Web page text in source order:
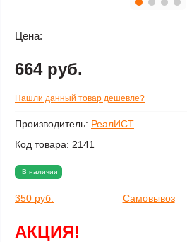
Производитель: РеалИСТ
Код товара: 2141
В наличии
350 руб. Самовывоз
Цена:
664 руб.
Нашли данный товар дешевле?
АКЦИЯ!